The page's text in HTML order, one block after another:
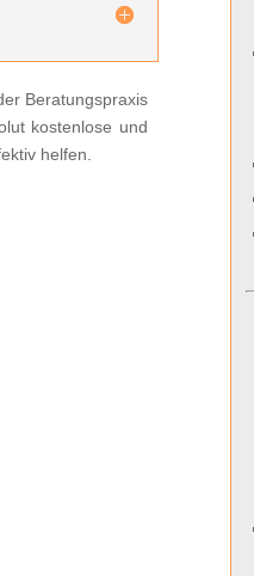
Beratungspraxis
kostenlose und
helfen.